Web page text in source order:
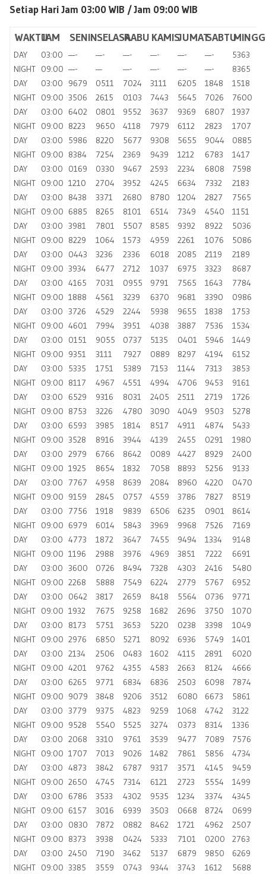
Setiap Hari Jam 03:00 WIB /Jam 09:00 WIB
WAKTUJAM SENINSELASARABU KAMISJUMATSABTU
DAY 03:00 —- —- —- —- —- —-
5363
NIGHT 09:00 —- — —- —- —- —-
8365
DAY
03:00 9679 0511 7024 3111 6205 1848
1518
NIGHT 09:00 3506 2615 0103 7443 5645 7026
7600
DAY
03:00 6402 0801 9552 3637 9369 6807
1937
NIGHT 09:00 8223 9650 4118 7979 6112 2823
1707
DAY
03:00 5986 8220 5677 9308 5655 9044
0885
NIGHT 09:00 8384 7254 2369 9439 1212 6783
1417
DAY
03:00 0169 0330 9467 2593 2234 6808
7598
NIGHT 09:00 1210 2704 3952 4245 6634 7332
2183
DAY
03:00 8438 3371 2680 8780 1204 2827
7565
NIGHT 09:00 6885 8265 8101 6514 7349 4540
1151
DAY
03:00 3981 7801 5507 8585 9392 8922
5036
NIGHT 09:00 8229 1064 1573 4959 2261 1076
5086
DAY
03:00 0443 3236 2336 6018 2085 2119
2189
NIGHT 09:00 3934 6477 2712 1037 6975 3323
8687
DAY
03:00 4165 7031 0955 9791 7565 1643
7784
NIGHT 09:00 1888 4561 3239 6370 9681 3390
0986
DAY
03:00 3726 4529 2244 5938 9655 1838
1753
NIGHT 09:00 4601 7994 3951 4038 3887 7536
1534
DAY
03:00 0151 9055 0737 5135 0401 5946
1449
NIGHT 09:00 9351 3111 7927 0889 8297 4194
6152
DAY
03:00 5335 1751 5389 7153 1144 7313
3853
NIGHT 09:00 8117 4967 4551 4994 4706 9453
9161
DAY
03:00 6529 9316 8031 2405 2511 2719
1726
NIGHT 09:00 8753 3226 4780 3090 4049 9503
5278
DAY
03:00 6593 3985 1814 8517 4911 4874
5433
NIGHT 09:00 3528 8916 3944 4139 2455 0291
1980
DAY
03:00 2979 6766 8642 0089 4427 8929
2400
NIGHT 09:00 1925 8654 1832 7058 8893 5256
9133
DAY
03:00 7767 4958 8639 2084 8960 4220
0470
NIGHT 09:00 9159 2845 0757 4559 3786 7827
8519
DAY
03:00 7756 1918 9839 6506 6235 0901
8614
NIGHT 09:00 6979 6014 5843 3969 9968 7526
7169
DAY
03:00 4773 1872 3647 7455 9494 1334
9148
NIGHT 09:00 1196 2988 3976 4969 3851 7222
6691
DAY
03:00 3600 0726 8494 7328 4303 2416
5480
NIGHT 09:00 2268 5888 7549 6224 2779 5767
6952
DAY
03:00 0642 3817 2659 8418 5564 0736
9771
NIGHT 09:00 1932 7675 9258 1682 2696 3750
1070
DAY
03:00 8173 5751 3653 5220 0238 3398
1049
NIGHT 09:00 2976 6850 5271 8092 6936 5749
1401
DAY
03:00 2134 2506 0483 1602 4115 2891
6020
NIGHT 09:00 4201 9762 4355 4583 2663 8124
4666
DAY
03:00 6265 9771 6834 6836 2503 6098
7874
NIGHT 09:00 9079 3848 9206 3512 6080 6673
5861
DAY
03:00 3779 9375 4823 9259 1068 4742
3122
NIGHT 09:00 9528 5540 5525 3274 0373 8314
1336
DAY
03:00 2068 3310 9761 3539 9477 7089
7576
NIGHT 09:00 1707 7013 9026 1482 7861 5856
4734
DAY
03:00 4873 3842 6787 9317 3571 4145
9459
NIGHT 09:00 2650 4745 7314 6121 2723 5554
1499
DAY
03:00 6786 3533 4302 9535 1234 3374
4345
NIGHT 09:00 6157 3016 6939 3503 0668 8724
0699
DAY
03:00 0830 7872 0882 8462 1721 4962
2507
NIGHT 09:00 8373 3938 0424 5333 7101 0200
2763
DAY
03:00 2450 7190 3462 5137 6879 9850
6269
NIGHT 09:00 3385 3559 0743 9344 3743 1612
5688